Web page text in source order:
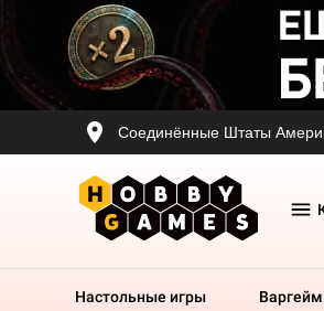
Соединённые Штаты
Настольные игры